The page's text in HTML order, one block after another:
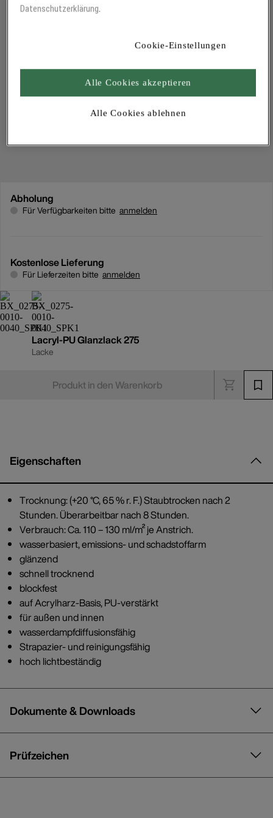
Abholung
Für Verfügbarkeiten bitte anmelden
Kostenlose Lieferung
Für Lieferzeiten bitte anmelden
Lacryl-PU Glanzlack 275
Lacke
Produkt in den Warenkorb
Eigenschaften
Trocknung: (+20 °C, 65 % r. F.) Staubtrocken nach 2
Stunden. Überarbeitbar nach 8 Stunden.
Verbrauch: Ca. 110 – 130 ml/m² je Anstrich.
wasserbasiert, emissions- und schadstoffarm
glänzend
schnell trocknend
blockfest
auf Acrylharz-Basis, PU-verstärkt
für außen und innen
wasserdampfdiffusionsfähig
Strapazier- und reinigungsfähig
hoch lichtbeständig
Dokumente & Downloads
Prüfzeichen
Datenschutzerklärung.
Cookie-Einstellungen
Alle Cookies ablehnen
Alle Cookies akzeptieren